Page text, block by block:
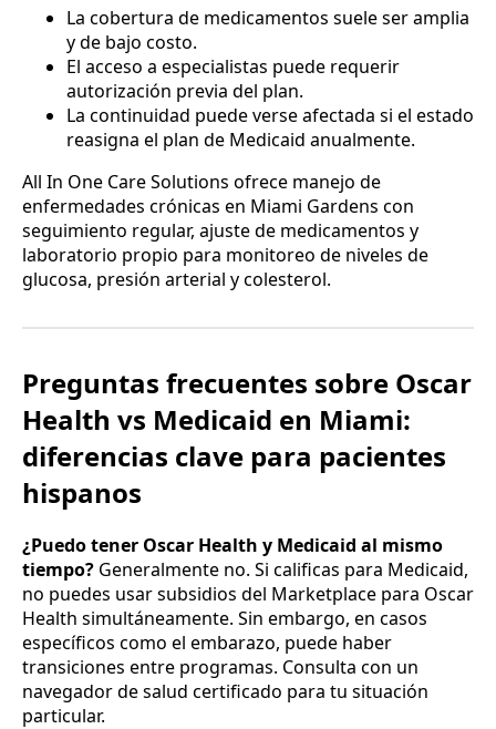
La cobertura de medicamentos suele ser amplia
y de bajo costo.
El acceso a especialistas puede requerir
autorización previa del plan.
La continuidad puede verse afectada si el estado
reasigna el plan de Medicaid anualmente.
All In One Care Solutions ofrece manejo de
enfermedades crónicas en Miami Gardens con
seguimiento regular, ajuste de medicamentos y
laboratorio propio para monitoreo de niveles de
glucosa, presión arterial y colesterol.
Preguntas frecuentes sobre Oscar
Health vs Medicaid en Miami:
diferencias clave para pacientes
hispanos
¿Puedo tener Oscar Health y Medicaid al mismo
tiempo? Generalmente no. Si calificas para Medicaid,
no puedes usar subsidios del Marketplace para Oscar
Health simultáneamente. Sin embargo, en casos
específicos como el embarazo, puede haber
transiciones entre programas. Consulta con un
navegador de salud certificado para tu situación
particular.